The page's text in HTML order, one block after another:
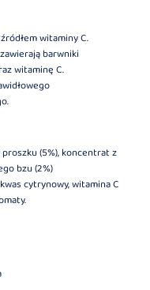
witaminy C.
barwniki
witaminę C.
(5%), koncentrat z
bzu (2%)
cytrynowy, witamina C